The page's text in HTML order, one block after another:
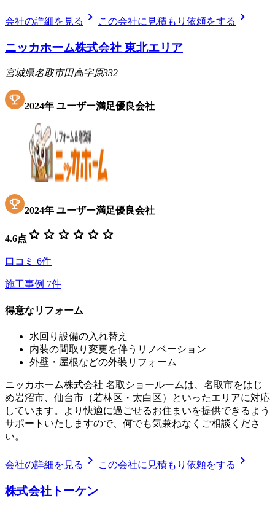
会社の詳細を見る chevron_right この会社に見積もり依頼をする chevron_right
ニッカホーム株式会社 東北エリア
宮城県名取市田高字原332
2024年 ユーザー満足優良会社
2024年 ユーザー満足優良会社
4.6点 star star star star star star
口コミ 6件
施工事例 7件
得意なリフォーム
水回り設備の入れ替え
内装の間取り変更を伴うリノベーション
外壁・屋根などの外装リフォーム
ニッカホーム株式会社 名取ショールームは、名取市をはじ
め岩沼市、仙台市（若林区・太白区）といったエリアに対応
しています。より快適に過ごせるお住まいを提供できるよう
サポートいたしますので、何でも気兼ねなくご相談くださ
い。
会社の詳細を見る chevron_right この会社に見積もり依頼をする chevron_right
株式会社トーケン